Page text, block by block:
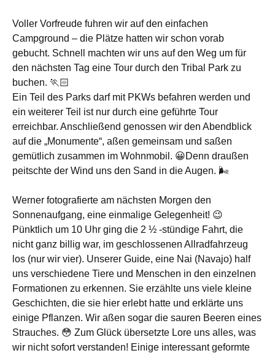
Voller Vorfreude fuhren wir auf den einfachen
Campground – die Plätze hatten wir schon vorab
gebucht. Schnell machten wir uns auf den Weg um für
den nächsten Tag eine Tour durch den Tribal Park zu
buchen. 🏃🏻
Ein Teil des Parks darf mit PKWs befahren werden und
ein weiterer Teil ist nur durch eine geführte Tour
erreichbar. Anschließend genossen wir den Abendblick
auf die „Monumente“, aßen gemeinsam und saßen
gemütlich zusammen im Wohnmobil. 😀Denn draußen
peitschte der Wind uns den Sand in die Augen. 🌬
Werner fotografierte am nächsten Morgen den
Sonnenaufgang, eine einmalige Gelegenheit! 😉
Pünktlich um 10 Uhr ging die 2 ½ -stündige Fahrt, die
nicht ganz billig war, im geschlossenen Allradfahrzeug
los (nur wir vier). Unserer Guide, eine Nai (Navajo) half
uns verschiedene Tiere und Menschen in den einzelnen
Formationen zu erkennen. Sie erzählte uns viele kleine
Geschichten, die sie hier erlebt hatte und erklärte uns
einige Pflanzen. Wir aßen sogar die sauren Beeren eines
Strauches. 😳 Zum Glück übersetzte Lore uns alles, was
wir nicht sofort verstanden! Einige interessant geformte